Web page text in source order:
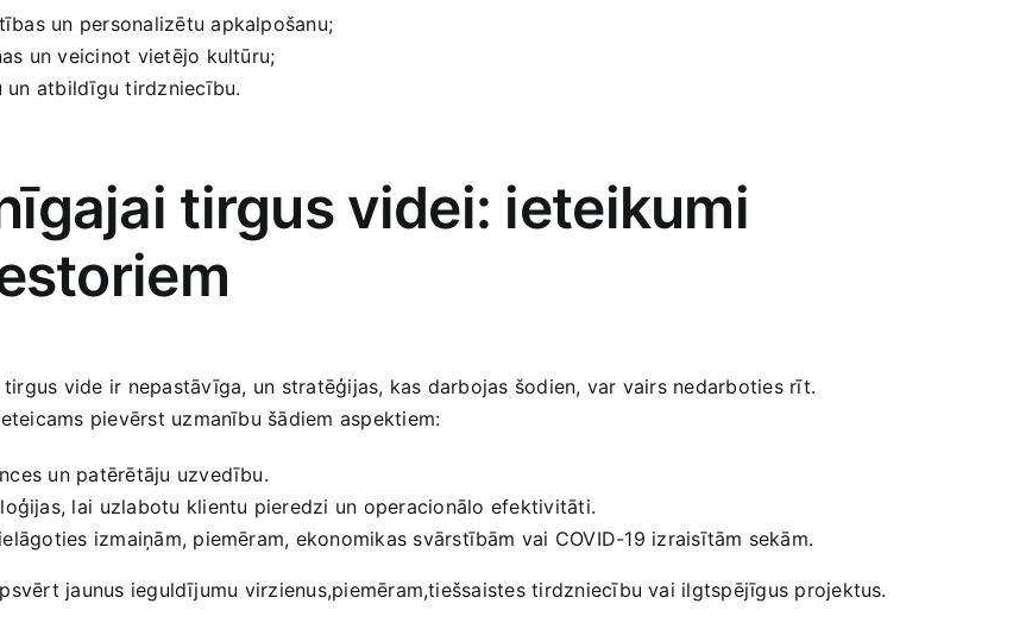
un personalizētu apkalpošanu;
un ‌veicinot vietējo kultūru;
un atbildīgu tirdzniecību.
tirgus ⁢videi: ieteikumi
vide ir ⁢nepastāvīga, un stratēģijas, kas darbojas ​šodien, var vairs nedarboties rīt.
pievērst uzmanību šādiem aspektiem:
un patērētāju uzvedību.
lai⁣ uzlabotu klientu pieredzi un operacionālo ⁣efektivitāti.
izmaiņām, piemēram, ekonomikas svārstībām vai COVID-19 izraisītām‌ sekām.
‌jaunus‍ ieguldījumu virzienus,piemēram,tiešsaistes tirdzniecību vai ilgtspējīgus projektus.